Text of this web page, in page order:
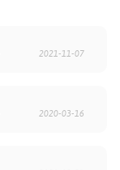
2021-11-07
2020-03-16